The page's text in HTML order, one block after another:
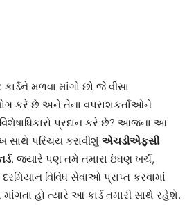
મળવા માંગો છો જે વીસા
કરે છે અને તેના વપરાશકર્તાઓને
પ્રદાન કરે છે? આજના આ
પરિચય કરાવીશું એચડીએફસી
. જ્યારે પણ તમે તમારા ઇંધણ ખર્ચ,
વિવિધ સેવાઓ પ્રાપ્ત કરવામાં
માંગતા હો ત્યારે આ કાર્ડ તમારી સાથે રહેશે.